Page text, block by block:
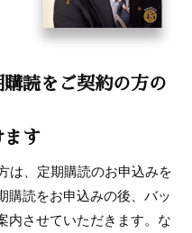
読をご契約の方の
ます
は、定期購読のお申込みを
購読をお申込みの後、バッ
内させていただきます。な